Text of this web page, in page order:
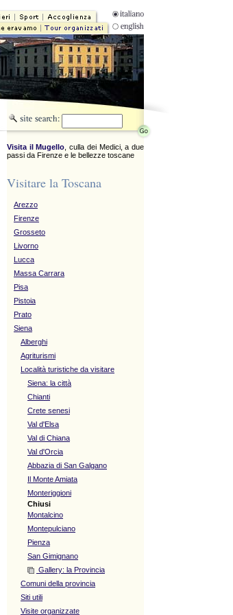
Visita il Mugello , culla dei Medici, a due
passi da Firenze e le bellezze toscane
Visitare la Toscana
Arezzo
Firenze
Grosseto
Livorno
Lucca
Massa Carrara
Pisa
Pistoia
Prato
Siena
Alberghi
Agriturismi
Località turistiche da visitare
Siena: la città
Chianti
Crete senesi
Val d'Elsa
Val di Chiana
Val d'Orcia
Abbazia di San Galgano
Il Monte Amiata
Monteriggioni
Chiusi
Montalcino
Montepulciano
Pienza
San Gimignano
Gallery: la Provincia
Comuni della provincia
Siti utili
Visite organizzate